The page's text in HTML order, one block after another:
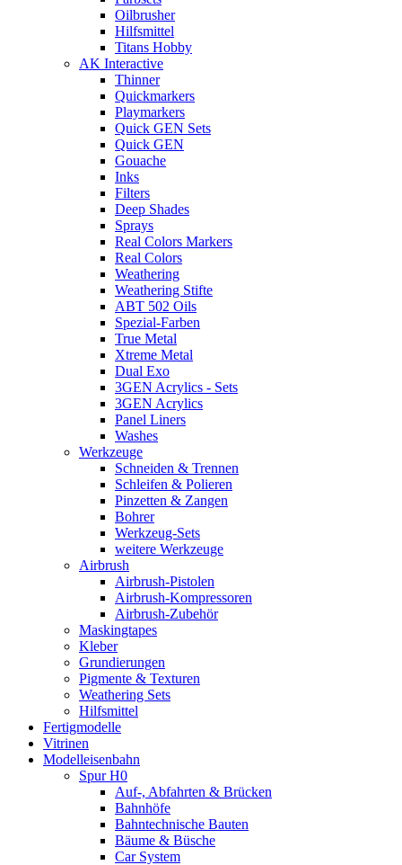
Oilbrusher
Hilfsmittel
Titans Hobby
AK Interactive
Thinner
Quickmarkers
Playmarkers
Quick GEN Sets
Quick GEN
Gouache
Inks
Filters
Deep Shades
Sprays
Real Colors Markers
Real Colors
Weathering
Weathering Stifte
ABT 502 Oils
Spezial-Farben
True Metal
Xtreme Metal
Dual Exo
3GEN Acrylics - Sets
3GEN Acrylics
Panel Liners
Washes
Werkzeuge
Schneiden & Trennen
Schleifen & Polieren
Pinzetten & Zangen
Bohrer
Werkzeug-Sets
weitere Werkzeuge
Airbrush
Airbrush-Pistolen
Airbrush-Kompressoren
Airbrush-Zubehör
Maskingtapes
Kleber
Grundierungen
Pigmente & Texturen
Weathering Sets
Hilfsmittel
Fertigmodelle
Vitrinen
Modelleisenbahn
Spur H0
Auf-, Abfahrten & Brücken
Bahnhöfe
Bahntechnische Bauten
Bäume & Büsche
Car System